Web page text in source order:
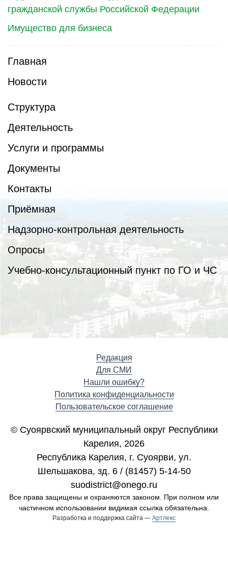
гражданской службы Российской Федерации
Имущество для бизнеса
Главная
Новости
Структура
Деятельность
Услуги и программы
Документы
Контакты
Приёмная
Надзорно-контрольная деятельность
Опросы
Учебно-консультационный пункт по ГО и ЧС
Редакция
Для СМИ
Нашли ошибку?
Политика конфиденциальности
Пользовательское соглашение
© Суоярвский муниципальный округ Республики
Карелия, 2026
Республика Карелия, г. Cуоярви, ул.
Шельшакова, зд. 6 / (81457) 5-14-50
suodistrict@onego.ru
Все права защищены и охраняются законом. При полном или
частичном использовании видимая ссылка обязательна.
Разработка и поддержка сайта — Артлекс